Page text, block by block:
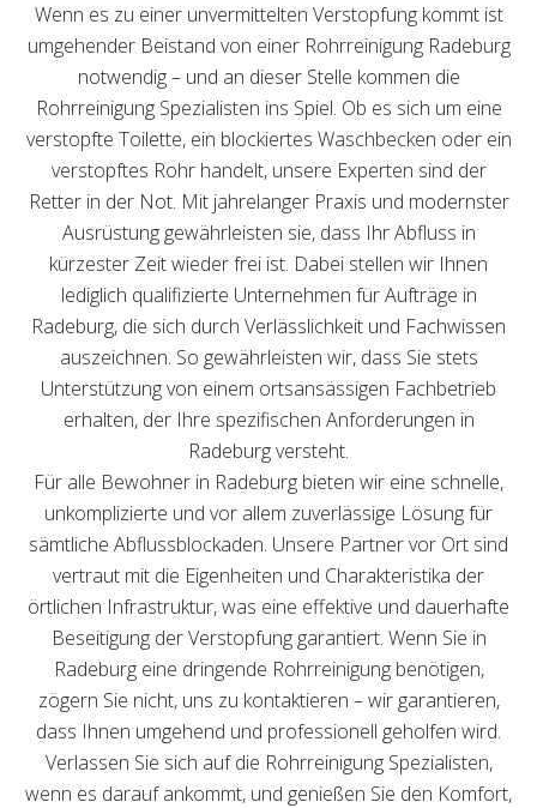
Wenn es zu einer unvermittelten Verstopfung kommt ist
umgehender Beistand von einer Rohrreinigung Radeburg
notwendig – und an dieser Stelle kommen die
Rohrreinigung Spezialisten ins Spiel. Ob es sich um eine
verstopfte Toilette, ein blockiertes Waschbecken oder ein
verstopftes Rohr handelt, unsere Experten sind der
Retter in der Not. Mit jahrelanger Praxis und modernster
Ausrüstung gewährleisten sie, dass Ihr Abfluss in
kürzester Zeit wieder frei ist. Dabei stellen wir Ihnen
lediglich qualifizierte Unternehmen für Aufträge in
Radeburg, die sich durch Verlässlichkeit und Fachwissen
auszeichnen. So gewährleisten wir, dass Sie stets
Unterstützung von einem ortsansässigen Fachbetrieb
erhalten, der Ihre spezifischen Anforderungen in
Radeburg versteht.
Für alle Bewohner in Radeburg bieten wir eine schnelle,
unkomplizierte und vor allem zuverlässige Lösung für
sämtliche Abflussblockaden. Unsere Partner vor Ort sind
vertraut mit die Eigenheiten und Charakteristika der
örtlichen Infrastruktur, was eine effektive und dauerhafte
Beseitigung der Verstopfung garantiert. Wenn Sie in
Radeburg eine dringende Rohrreinigung benötigen,
zögern Sie nicht, uns zu kontaktieren – wir garantieren,
dass Ihnen umgehend und professionell geholfen wird.
Verlassen Sie sich auf die Rohrreinigung Spezialisten,
wenn es darauf ankommt, und genießen Sie den Komfort,